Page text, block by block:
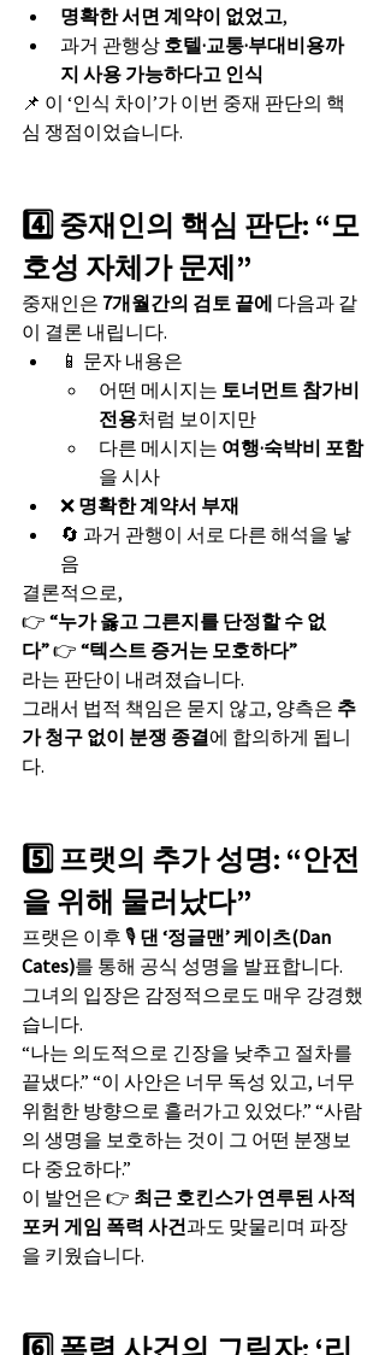
명확한 서면 계약이 없었고,
과거 관행상 호텔·교통·부대비용까
지 사용 가능하다고 인식
📌 이 ‘인식 차이’가 이번 중재 판단의 핵
심 쟁점이었습니다.
4️⃣ 중재인의 핵심 판단: “모
호성 자체가 문제”
중재인은 7개월간의 검토 끝에 다음과 같
이 결론 내립니다.
📱 문자 내용은
어떤 메시지는 토너먼트 참가비
전용처럼 보이지만
다른 메시지는 여행·숙박비 포함
을 시사
❌ 명확한 계약서 부재
🔄 과거 관행이 서로 다른 해석을 낳
음
결론적으로,
👉 “누가 옳고 그른지를 단정할 수 없
다” 👉 “텍스트 증거는 모호하다”
라는 판단이 내려졌습니다.
그래서 법적 책임은 묻지 않고, 양측은 추
가 청구 없이 분쟁 종결에 합의하게 됩니
다.
5️⃣ 프랫의 추가 성명: “안전
을 위해 물러났다”
프랫은 이후 🎙️ 댄 ‘정글맨’ 케이츠(Dan
Cates)를 통해 공식 성명을 발표합니다.
그녀의 입장은 감정적으로도 매우 강경했
습니다.
“나는 의도적으로 긴장을 낮추고 절차를
끝냈다.” “이 사안은 너무 독성 있고, 너무
위험한 방향으로 흘러가고 있었다.” “사람
의 생명을 보호하는 것이 그 어떤 분쟁보
다 중요하다.”
이 발언은 👉 최근 호킨스가 연루된 사적
포커 게임 폭력 사건과도 맞물리며 파장
을 키웠습니다.